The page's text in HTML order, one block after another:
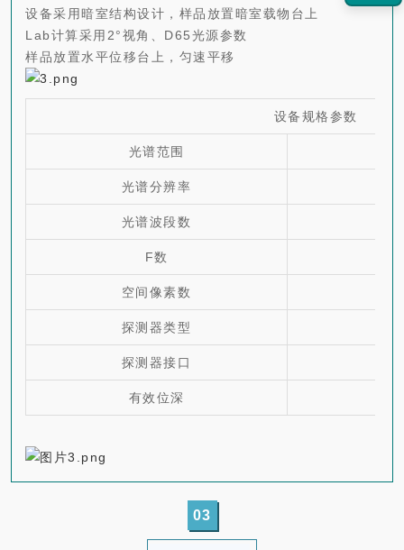
设备采用暗室结构设计，样品放置暗室载物台上
Lab计算采用2°视角、D65光源参数
样品放置水平位移台上，匀速平移
设备规格参数
光谱范围
光谱分辨率
光谱波段数
F数
空间像素数
探测器类型
探测器接口
有效位深
03